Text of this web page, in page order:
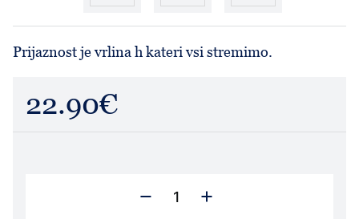
Prijaznost je vrlina h kateri vsi stremimo.
22.90€